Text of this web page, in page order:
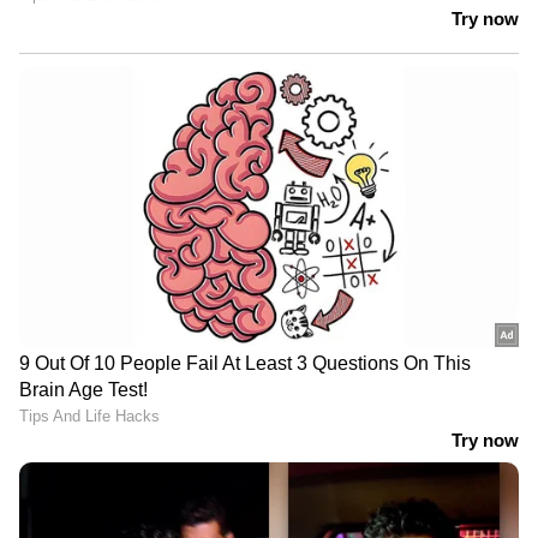
DOWNLOAD APP
RECOMMENDED STORIES